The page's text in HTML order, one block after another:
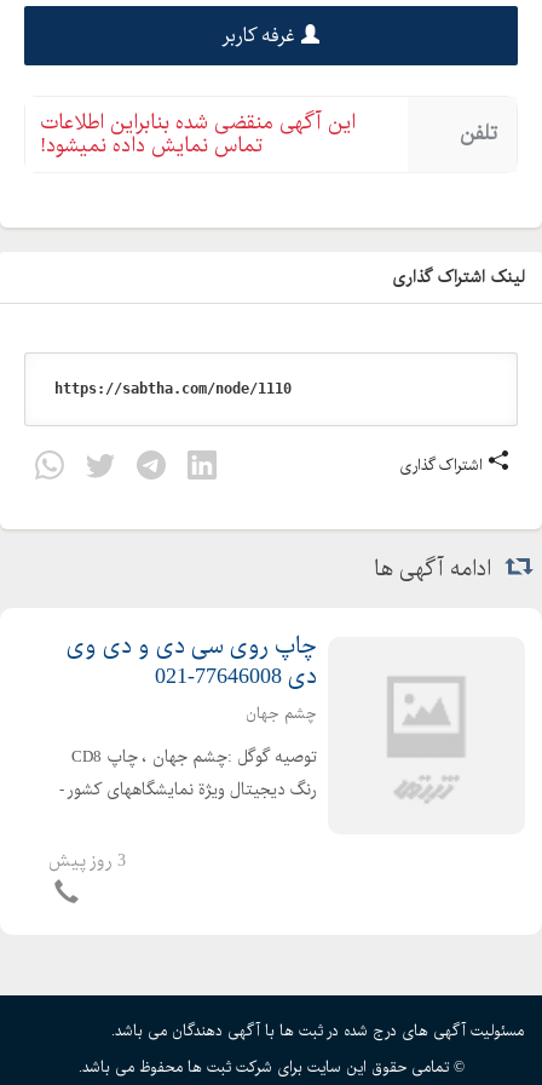
غرفه کاربر
تلفن این آگهی منقضی شده بنابراین اطلاعات
تماس نمایش داده نمیشود!
لینک اشتراک گذاری
اشتراک گذاری
ادامه آگهی ها
چاپ روی سی دی و دی وی
دی 77646008-021
چشم جهان
توصیه گوگل :چشم جهان ، چاپ CD8
رنگ دیجیتال ویژة نمایشگاههای کشور -
رنگ دیجیتال 02177646008 تولید به
3 روز پیش
مسئولیت آگهی های درج شده در ثبت ها با آگهی دهندگان می باشد.
© تمامی حقوق این سایت برای شرکت ثبت ها محفوظ می باشد.